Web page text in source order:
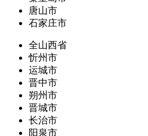
唐山市
石家庄市
全山西省
忻州市
运城市
晋中市
朔州市
晋城市
长治市
阳泉市